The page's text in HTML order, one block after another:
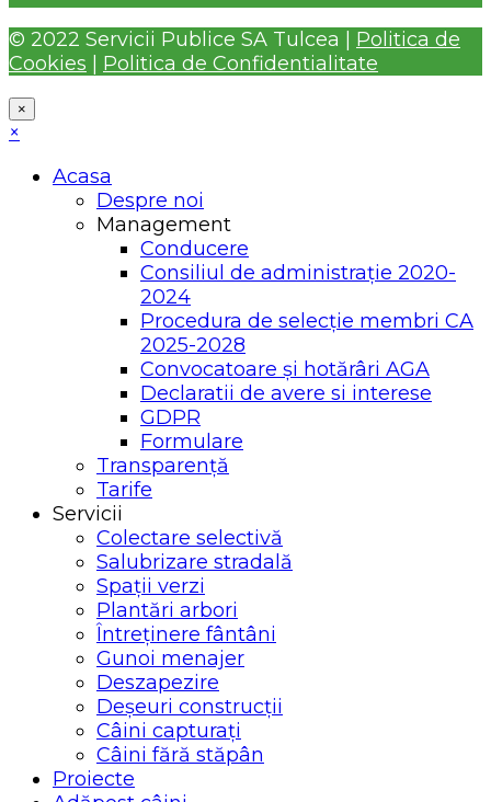
© 2022 Servicii Publice SA Tulcea | Politica de
Cookies
Politica de Confidentialitate
×
×
Acasa
Despre noi
Management
Conducere
Consiliul de administrație 2020-
2024
Procedura de selecție membri CA
2025-2028
Convocatoare și hotărâri AGA
Declaratii de avere si interese
GDPR
Formulare
Transparență
Tarife
Servicii
Colectare selectivă
Salubrizare stradală
Spații verzi
Plantări arbori
Întreținere fântâni
Gunoi menajer
Deszapezire
Deșeuri construcții
Câini capturați
Câini fără stăpân
Proiecte